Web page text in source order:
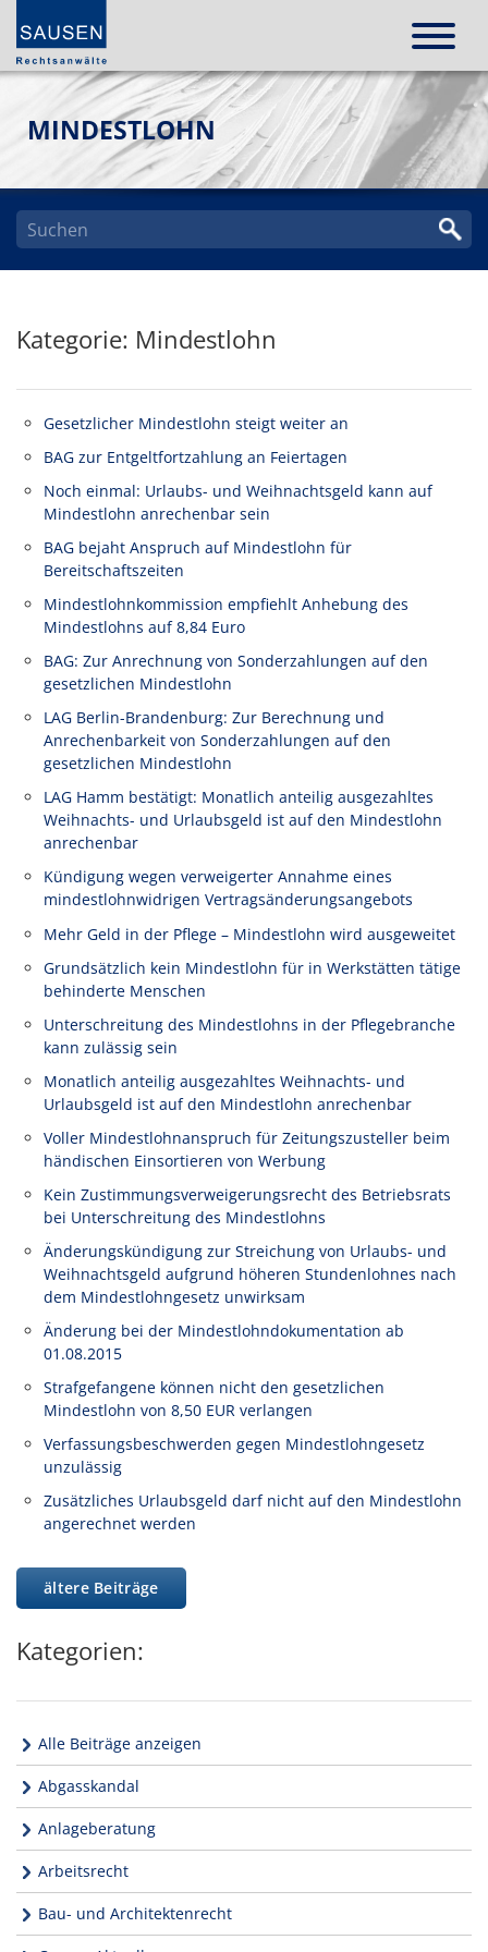
MINDESTLOHN
Kategorie: Mindestlohn
Gesetzlicher Mindestlohn steigt weiter an
BAG zur Entgeltfortzahlung an Feiertagen
Noch einmal: Urlaubs- und Weihnachtsgeld kann auf
Mindestlohn anrechenbar sein
BAG bejaht Anspruch auf Mindestlohn für
Bereitschaftszeiten
Mindestlohnkommission empfiehlt Anhebung des
Mindestlohns auf 8,84 Euro
BAG: Zur Anrechnung von Sonderzahlungen auf den
gesetzlichen Mindestlohn
LAG Berlin-Brandenburg: Zur Berechnung und
Anrechenbarkeit von Sonderzahlungen auf den
gesetzlichen Mindestlohn
LAG Hamm bestätigt: Monatlich anteilig ausgezahltes
Weihnachts- und Urlaubsgeld ist auf den Mindestlohn
anrechenbar
Kündigung wegen verweigerter Annahme eines
mindestlohnwidrigen Vertragsänderungsangebots
Mehr Geld in der Pflege – Mindestlohn wird ausgeweitet
Grundsätzlich kein Mindestlohn für in Werkstätten tätige
behinderte Menschen
Unterschreitung des Mindestlohns in der Pflegebranche
kann zulässig sein
Monatlich anteilig ausgezahltes Weihnachts- und
Urlaubsgeld ist auf den Mindestlohn anrechenbar
Voller Mindestlohnanspruch für Zeitungszusteller beim
händischen Einsortieren von Werbung
Kein Zustimmungsverweigerungsrecht des Betriebsrats
bei Unterschreitung des Mindestlohns
Änderungskündigung zur Streichung von Urlaubs- und
Weihnachtsgeld aufgrund höheren Stundenlohnes nach
dem Mindestlohngesetz unwirksam
Änderung bei der Mindestlohndokumentation ab
01.08.2015
Strafgefangene können nicht den gesetzlichen
Mindestlohn von 8,50 EUR verlangen
Verfassungsbeschwerden gegen Mindestlohngesetz
unzulässig
Zusätzliches Urlaubsgeld darf nicht auf den Mindestlohn
angerechnet werden
ältere Beiträge
Kategorien:
Alle Beiträge anzeigen
Abgasskandal
Anlageberatung
Arbeitsrecht
Bau- und Architektenrecht